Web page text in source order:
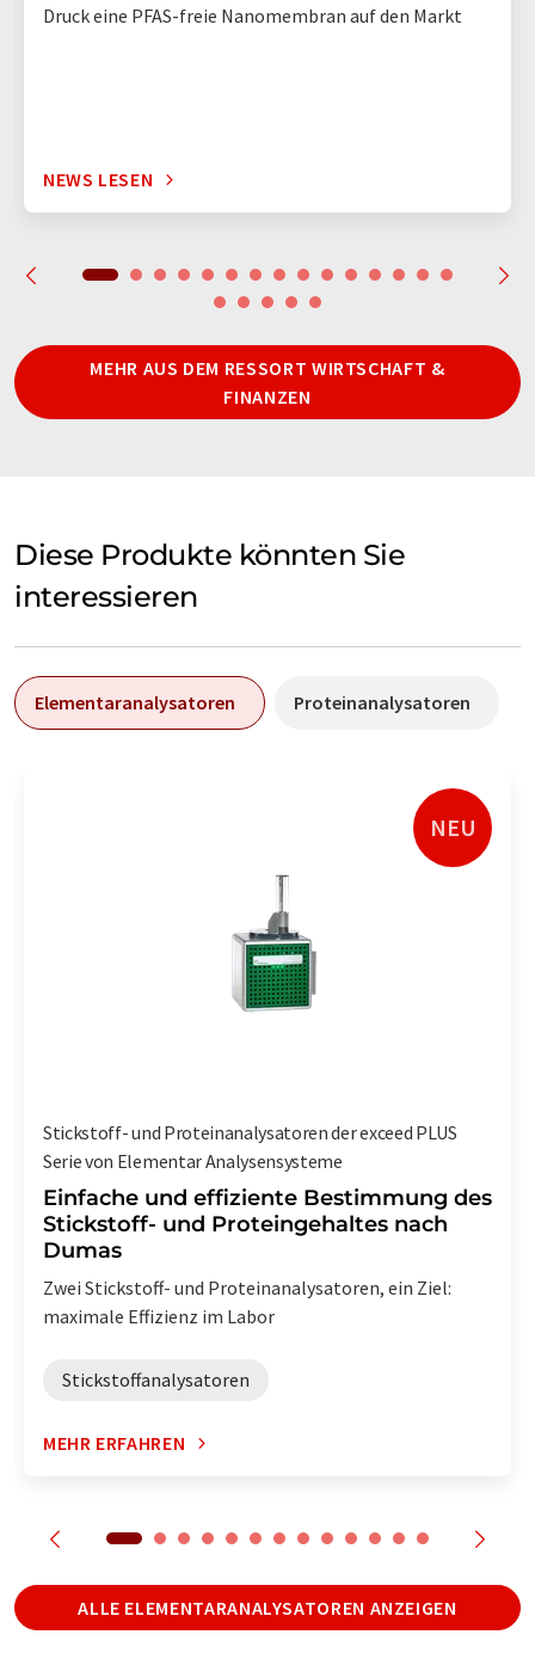
Druck eine PFAS-freie Nanomembran auf den Markt
NEWS LESEN
MEHR AUS DEM RESSORT WIRTSCHAFT &
FINANZEN
Diese Produkte könnten Sie
interessieren
Elementaranalysatoren Proteinanalysatoren
NEU
Stickstoff- und Proteinanalysatoren der exceed PLUS
Serie von Elementar Analysensysteme
Einfache und effiziente Bestimmung des
Stickstoff- und Proteingehaltes nach
Dumas
Zwei Stickstoff- und Proteinanalysatoren, ein Ziel:
maximale Effizienz im Labor
Stickstoffanalysatoren
MEHR ERFAHREN
ALLE ELEMENTARANALYSATOREN ANZEIGEN